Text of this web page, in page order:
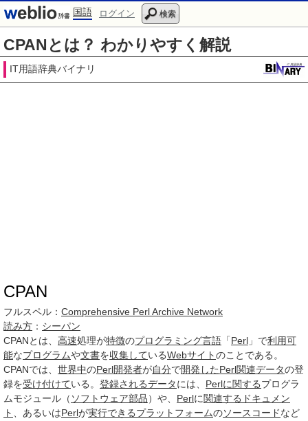
国語 ログイン 検索
CPANとは？ わかりやすく解説
IT用語辞典バイナリ
CPAN
フルスペル： Comprehensive Perl Archive Network
読み方 ： シーパン
CPANとは、 高速処理が特徴のプログラミング言語 「Perl 」で利用可
能なプログラムや文書を収集しているWebサイトのことである。
CPANでは、 世界中のPerl開発者が自分で開発したPerl関連データの登
録を受け付けている。 登録されるデータには、 Perlに関するプログラ
ムモジュール（ ソフトウェア部品）や、 Perlに関連する ドキュメン
ト
、あるいはPerlが実行できるプラットフォームのソースコードなど